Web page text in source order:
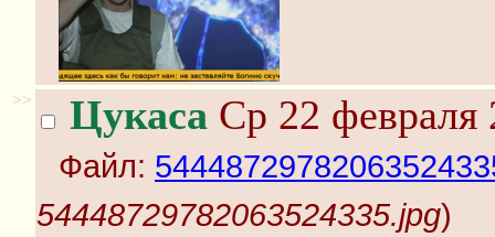
>> Цукаса Ср 22 февраля
Файл:
54448729782063524335.jpg)